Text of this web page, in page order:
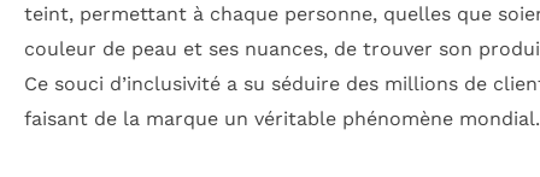
teint, permettant à chaque personne, quelles que
couleur de peau et ses nuances, de trouver son
Ce souci d’inclusivité a su séduire des millions de
faisant de la marque un véritable phénomène mondial.